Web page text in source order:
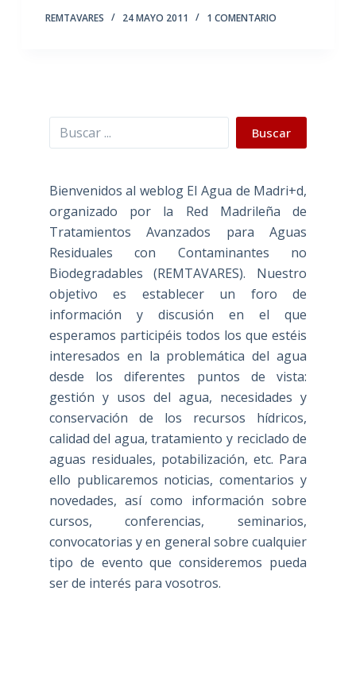
REMTAVARES 24 MAYO 2011 1 COMENTARIO
Buscar Buscar
Bienvenidos al weblog El Agua de Madri+d,
organizado por la Red Madrileña de
Tratamientos Avanzados para Aguas
Residuales con Contaminantes no
Biodegradables (REMTAVARES). Nuestro
objetivo es establecer un foro de
información y discusión en el que
esperamos participéis todos los que estéis
interesados en la problemática del agua
desde los diferentes puntos de vista:
gestión y usos del agua, necesidades y
conservación de los recursos hídricos,
calidad del agua, tratamiento y reciclado de
aguas residuales, potabilización, etc. Para
ello publicaremos noticias, comentarios y
novedades, así como información sobre
cursos, conferencias, seminarios,
convocatorias y en general sobre cualquier
tipo de evento que consideremos pueda
ser de interés para vosotros.